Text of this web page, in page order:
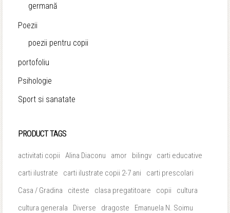
germană
Poezii
poezii pentru copii
portofoliu
Psihologie
Sport si sanatate
PRODUCT TAGS
activitati copii Alina Diaconu amor bilingv
carti educative
carti ilustrate
carti ilustrate copii 2-7 ani
carti prescolari
Casa / Gradina
citeste clasa pregatitoare copii
cultura
cultura generala
Diverse dragoste
Emanuela N. Soimu